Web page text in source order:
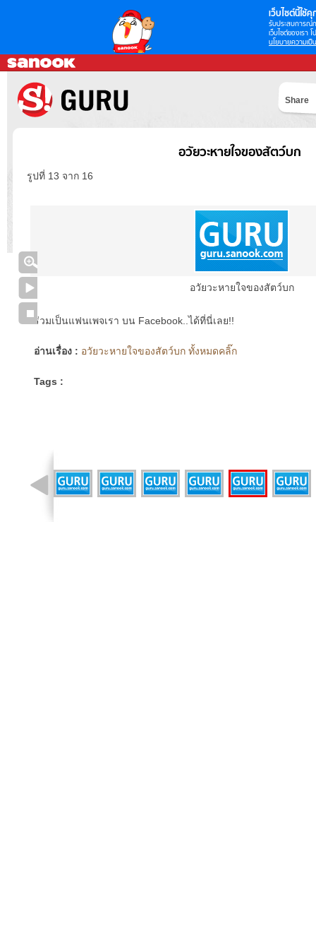
เว็บไซต์นี้ใช้คุ
รับประสบการณ์
เว็บไซต์ของเรา
นโยบายความเป็
Share
อวัยวะหายใจของสัตว์บก
รูปที่ 13 จาก 16
อวัยวะหายใจของสัตว์บก
ร่วมเป็นแฟนเพจเรา บน Facebook..ได้ที่นี่เลย!!
อ่านเรื่อง : อวัยวะหายใจของสัตว์บก ทั้งหมดคลิ๊ก
Tags :